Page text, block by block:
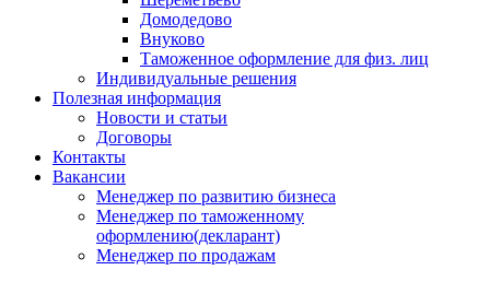
Домодедово
Внуково
Таможенное оформление для физ. лиц
Индивидуальные решения
Полезная информация
Новости и статьи
Договоры
Контакты
Вакансии
Менеджер по развитию бизнеса
Менеджер по таможенному
оформлению(декларант)
Менеджер по продажам